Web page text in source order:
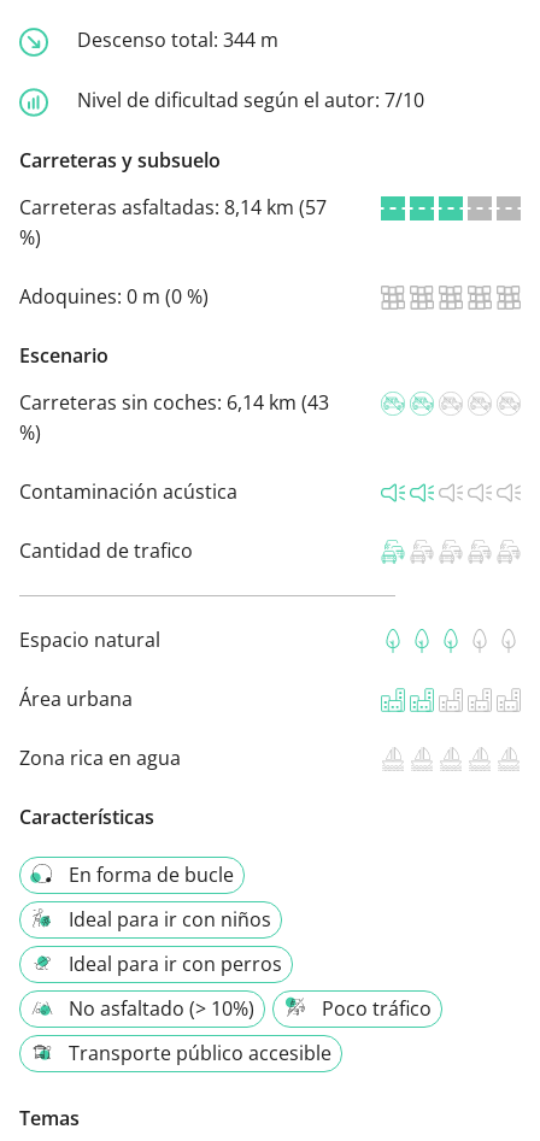
Descenso total: 344 m
Nivel de dificultad según el autor: 7/10
Carreteras y subsuelo
Carreteras asfaltadas: 8,14 km (57
%)
Adoquines: 0 m (0 %)
Escenario
Carreteras sin coches: 6,14 km (43
%)
Contaminación acústica
Cantidad de trafico
Espacio natural
Área urbana
Zona rica en agua
Características
En forma de bucle
Ideal para ir con niños
Ideal para ir con perros
No asfaltado (> 10%)
Poco tráfico
Transporte público accesible
Temas